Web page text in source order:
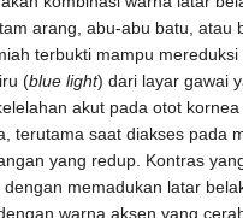
arang, abu-abu batu, atau
terbukti mampu mereduksi
(blue light) dari layar gawai
akut pada otot kornea
terutama saat diakses pada
yang redup. Kontras
dengan memadukan latar
warna aksen yang